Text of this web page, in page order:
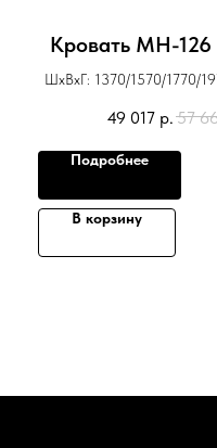
Кровать МН-
ШхВхГ: 1370/1570/1770/
49 017 р. 57
Подробнее
В корзину